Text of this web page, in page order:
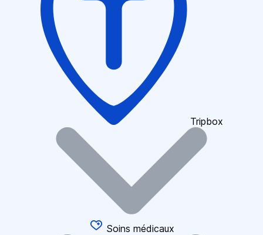
Tripbox
Soins médicaux